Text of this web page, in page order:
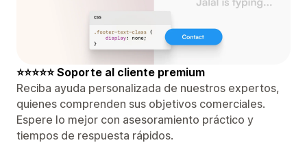
⭐⭐⭐⭐⭐ Soporte al cliente premium
Reciba ayuda personalizada de nuestros expertos,
quienes comprenden sus objetivos comerciales.
Espere lo mejor con asesoramiento práctico y
tiempos de respuesta rápidos.